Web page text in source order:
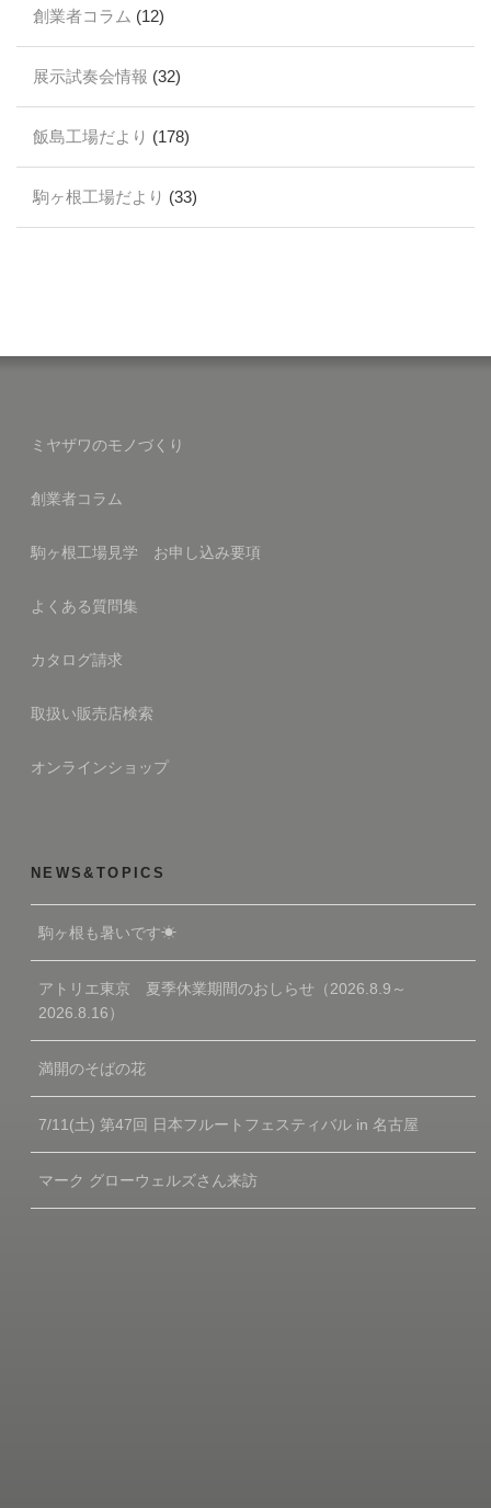
創業者コラム (12)
展示試奏会情報 (32)
飯島工場だより (178)
駒ヶ根工場だより (33)
ミヤザワのモノづくり
創業者コラム
駒ヶ根工場見学 お申し込み要項
よくある質問集
カタログ請求
取扱い販売店検索
オンラインショップ
NEWS&TOPICS
駒ヶ根も暑いです☀
アトリエ東京 夏季休業期間のおしらせ（2026.8.9～
2026.8.16）
満開のそばの花
7/11(土) 第47回 日本フルートフェスティバル in 名古屋
マーク グローウェルズさん来訪